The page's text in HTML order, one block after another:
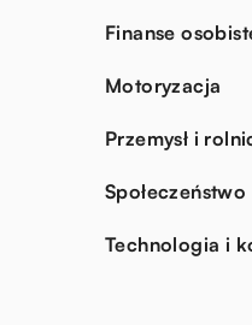
Finanse
Motoryzacja
Przemysł i
Społeczeństwo
Technologia i